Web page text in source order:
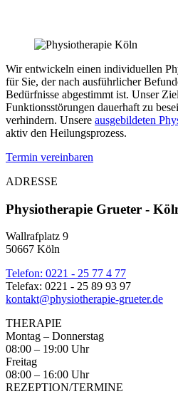
Wir entwickeln einen individuellen
für Sie, der nach ausführlicher
Bedürfnisse abgestimmt ist. Unser
Funktionsstörungen dauerhaft zu
verhindern. Unsere ausgebildeten
aktiv den Heilungsprozess.
Termin vereinbaren
ADRESSE
Physiotherapie Grueter -
Wallrafplatz 9
50667 Köln
Telefon: 0221 - 25 77 4 77
Telefax: 0221 - 25 89 93 97
kontakt@physiotherapie-grueter.de
THERAPIE
Montag – Donnerstag
08:00 – 19:00 Uhr
Freitag
08:00 – 16:00 Uhr
REZEPTION/TERMINE